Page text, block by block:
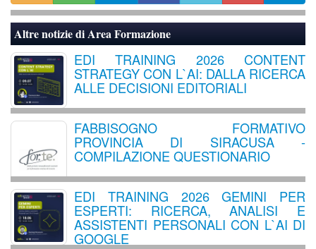
Altre notizie diArea Formazione
EDI TRAINING 2026 CONTENT
STRATEGY CON L`AI: DALLA RICERCA
ALLE DECISIONI EDITORIALI
FABBISOGNO FORMATIVO
PROVINCIA DI SIRACUSA -
COMPILAZIONE QUESTIONARIO
EDI TRAINING 2026 GEMINI PER
ESPERTI: RICERCA, ANALISI E
ASSISTENTI PERSONALI CON L`AI DI
GOOGLE